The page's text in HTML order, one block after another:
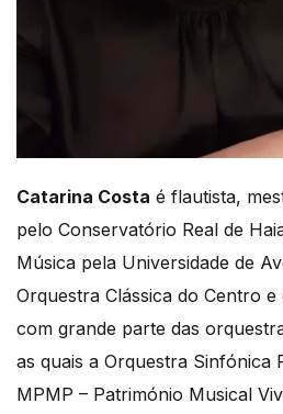
Catarina Costa é flautista,
pelo Conservatório Real de
Música pela Universidade de
Orquestra Clássica do Centro
com grande parte das
as quais a Orquestra Sinfónica
MPMP – Património Musical